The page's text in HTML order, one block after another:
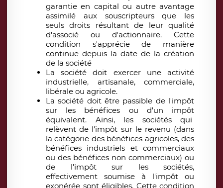
garantie en capital ou autre avantage
assimilé aux souscripteurs que les
seuls droits résultant de leur qualité
d'associé ou d'actionnaire. Cette
condition s'apprécie de manière
continue depuis la date de la création
de la société
La société doit exercer une activité
industrielle, artisanale, commerciale,
libérale ou agricole.
La société doit être passible de l'impôt
sur les bénéfices ou d'un impôt
équivalent. Ainsi, les sociétés qui
relèvent de l'impôt sur le revenu (dans
la catégorie des bénéfices agricoles, des
bénéfices industriels et commerciaux
ou des bénéfices non commerciaux) ou
de l'impôt sur les sociétés,
effectivement soumise à l'impôt ou
exonérée sont éligibles. Cette condition